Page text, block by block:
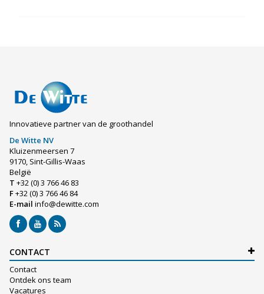
Innovatieve partner van de groothandel
De Witte NV
Kluizenmeersen 7
9170, Sint-Gillis-Waas
België
T +32 (0) 3 766 46 83
F+32 (0) 3 766 46 84
E-mail info@dewitte.com
CONTACT
Contact
Ontdek ons team
Vacatures